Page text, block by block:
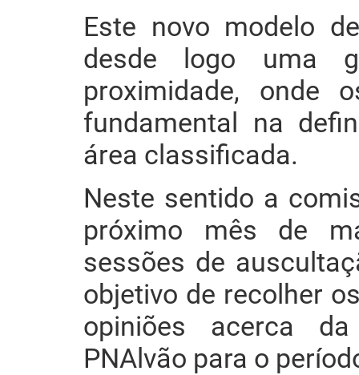
Este novo modelo
desde logo uma
proximidade, onde
fundamental na
área classificada.
Neste sentido a
próximo mês de
sessões de
objetivo de recolher
opiniões acerca
PNAlvão para o